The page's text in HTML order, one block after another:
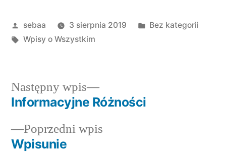
Posted
by
sebaa 3 sierpnia 2019
Posted
Bez kategorii
Tagi:
Wpisy o Wszystkim
Nawigacja
wpisu
Poprzedni wpis
Wpisunie
Następny wpis
Następny
wpis:
Informacyjne Różności